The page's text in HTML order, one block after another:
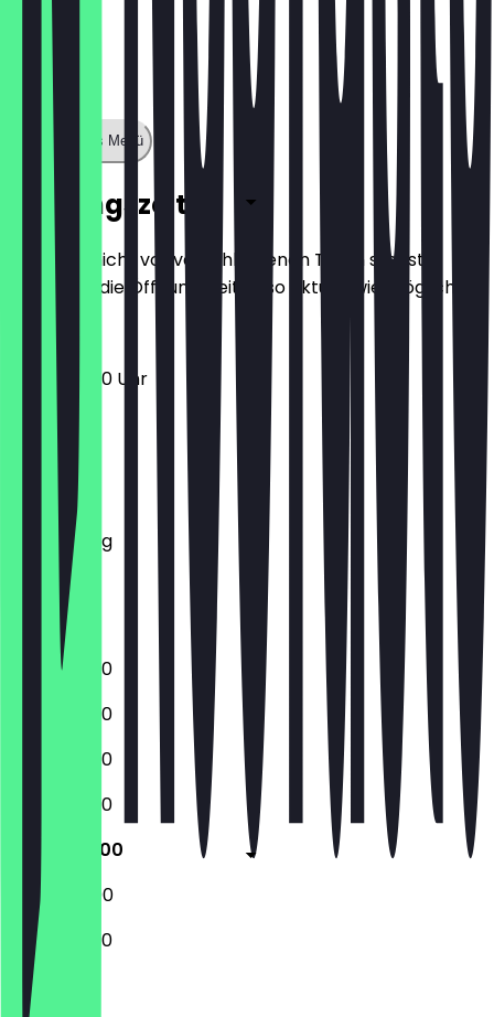
Zeige ganzes Menü
Öffnungszeiten
Damit du nicht vor verschlossenen Türen stehst,
halten wir die Öffnungszeiten so aktuell wie möglich.
12:30 - 23:00 Uhr
Montag
Dienstag
Mittwoch
Donnerstag
Freitag
Samstag
Sonntag
12:30 - 23:00
12:30 - 23:00
12:30 - 23:00
12:30 - 23:00
12:30 - 23:00
12:00 - 23:00
12:00 - 22:30